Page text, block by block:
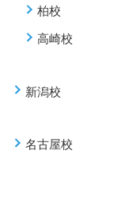
柏校
高崎校
新潟校
名古屋校